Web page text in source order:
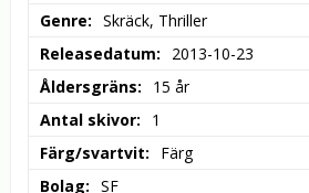
Genre
Skräck, Thriller
Releasedatum
2013-10-23
Åldersgräns
15 år
Antal skivor
1
Färg/svartvit
Färg
Bolag
SF